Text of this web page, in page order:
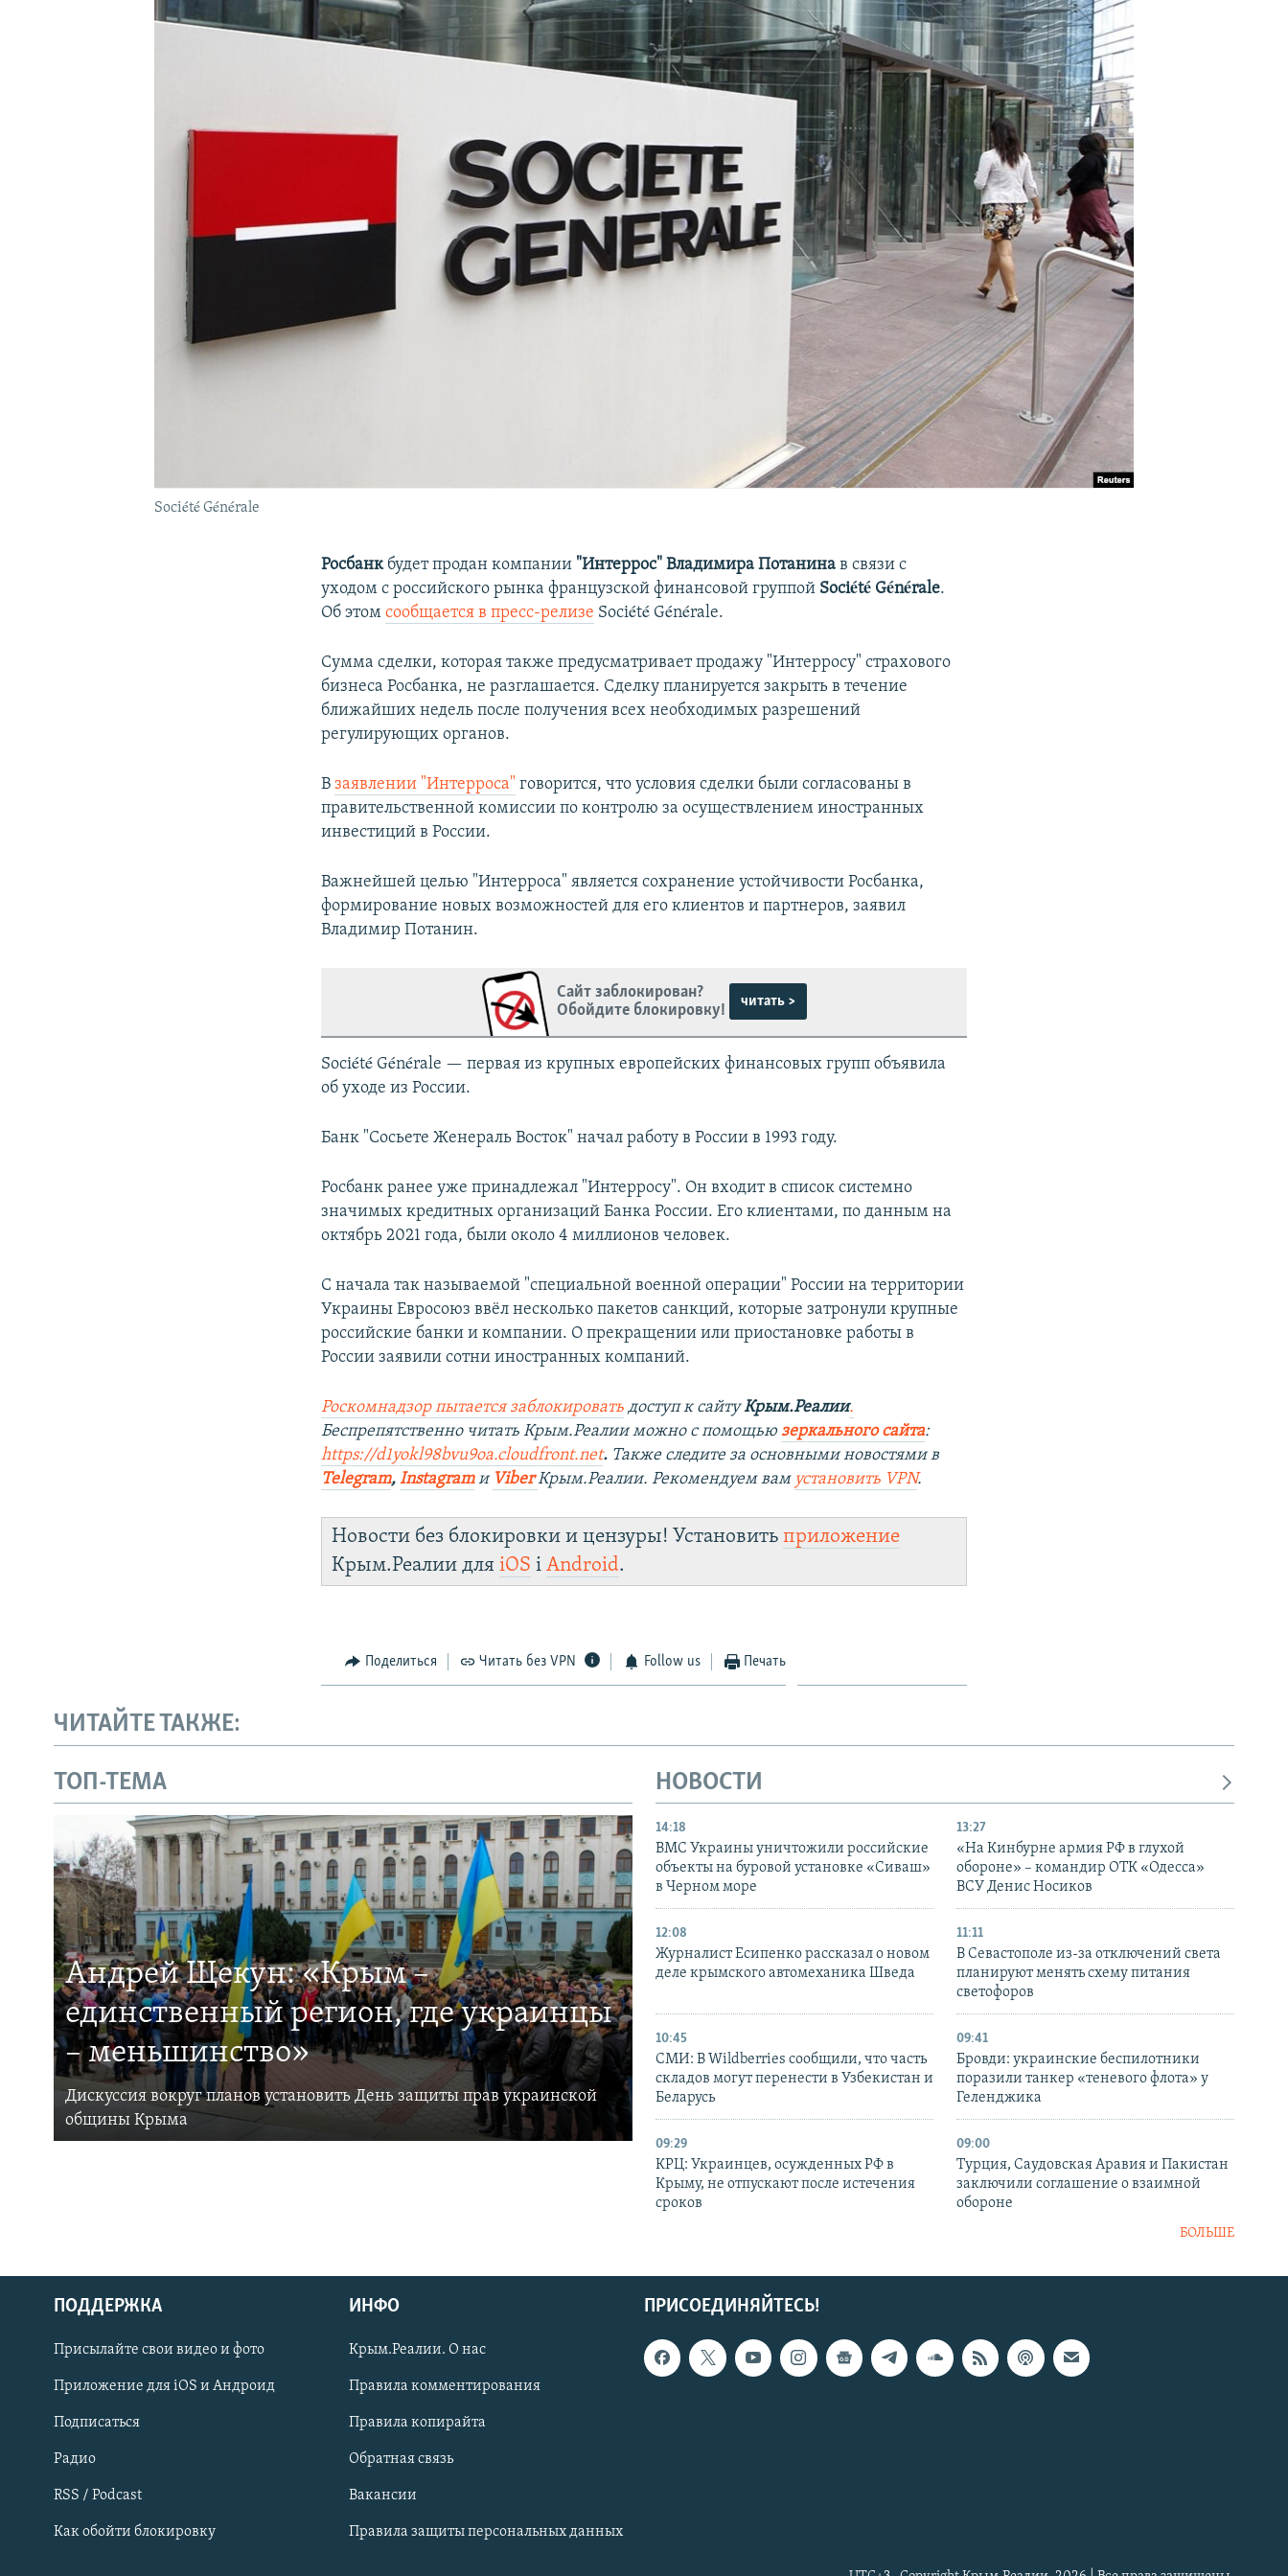
Українською
Qırımtatar
ПРИСОЕДИНЯЙТЕСЬ!
Société Générale
Росбанкбудет продан компании "Интеррос" Владимира Потанина в связи с
уходом с российского рынка французской финансовой группой Société Générale.
Об этомсообщается в пресс-релизе Société Générale.
Сумма сделки, которая также предусматривает продажу "Интерросу" страхового
бизнеса Росбанка, не разглашается. Сделку планируется закрыть в течение
ближайших недель после получения всех необходимых разрешений
регулирующих органов.
Взаявлении "Интерроса" говорится, что условия сделки были согласованы в
правительственной комиссии по контролю за осуществлением иностранных
инвестиций в России.
Важнейшей целью "Интерроса" является сохранение устойчивости Росбанка,
формирование новых возможностей для его клиентов и партнеров, заявил
Владимир Потанин.
Сайт заблокирован?
Обойдите блокировку!
читать >
Société Générale — первая из крупных европейских финансовых групп объявила
об уходе из России.
Банк "Сосьете Женераль Восток" начал работу в России в 1993 году.
Росбанк ранее уже принадлежал "Интерросу". Он входит в список системно
значимых кредитных организаций Банка России. Его клиентами, по данным на
октябрь 2021 года, были около 4 миллионов человек.
С начала так называемой "специальной военной операции" России на территории
Украины Евросоюз ввёл несколько пакетов санкций, которые затронули крупные
российские банки и компании. О прекращении или приостановке работы в
России заявили сотни иностранных компаний.
Роскомнадзор пытается заблокировать доступ к сайтуКрым.Реалии.
Беспрепятственно читать Крым.Реалии можно с помощьюзеркального сайта:
https://d1yokl98bvu9oa.cloudfront.net. Также следите за основными новостями в
Telegram, Instagramи ViberКрым.Реалии. Рекомендуем вам установить VPN.
Новости без блокировки и цензуры! Установитьприложение
Крым.Реалии дляiOS іAndroid.
Поделиться Читать без VPN Follow us Печать
ЧИТАЙТЕ ТАКЖЕ:
ТОП-ТЕМА
Андрей Щекун: «Крым –
единственный регион, где украинцы
– меньшинство»
Дискуссия вокруг планов установить День защиты прав украинской
общины Крыма
НОВОСТИ
14:18
ВМС Украины уничтожили российские
объекты на буровой установке «Сиваш»
в Черном море
13:27
«На Кинбурне армия РФ в глухой
обороне» – командир ОТК «Одесса»
ВСУ Денис Носиков
12:08
Журналист Есипенко рассказал о новом
деле крымского автомеханика Шведа
11:11
В Севастополе из-за отключений света
планируют менять схему питания
светофоров
10:45
СМИ: В Wildberries сообщили, что часть
складов могут перенести в Узбекистан и
Беларусь
09:41
Бровди: украинские беспилотники
поразили танкер «теневого флота» у
Геленджика
09:29
КРЦ: Украинцев, осужденных РФ в
Крыму, не отпускают после истечения
сроков
09:00
Турция, Саудовская Аравия и Пакистан
заключили соглашение о взаимной
обороне
БОЛЬШЕ
ПРИСОЕДИНЯЙТЕСЬ!
ПОДДЕРЖКА
Присылайте свои видео и фото
Приложение для iOS и Андроид
Подписаться
Радио
RSS / Podcast
Как обойти блокировку
ИНФО
Крым.Реалии. О нас
Правила комментирования
Правила копирайта
Обратная связь
Вакансии
Правила защиты персональных данных